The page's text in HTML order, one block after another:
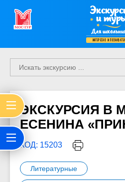
и
Для
интересно и
ЭКСКУРСИЯ В
ЕСЕНИНА
КОД: 15203
Литературные